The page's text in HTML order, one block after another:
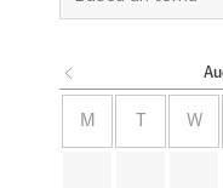
M W